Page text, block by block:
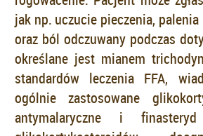
jak np. uczucie pieczenia,
oraz ból odczuwany podczas
określane jest mianem
standardów leczenia FFA,
ogólnie zastosowane
antymalaryczne i